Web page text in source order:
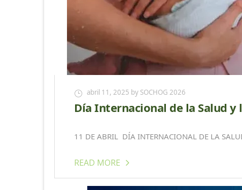
abril 11, 2025 by SOCHOG 2026
Día Internacional de la Salud
11 DE ABRIL DÍA INTERNACIONAL DE LA
READ MORE